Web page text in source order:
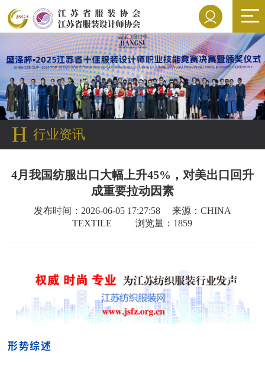
H 行业资讯
4月我国纺服出口大幅上升45%，对美出口回升
成重要拉动因素
发布时间：2026-06-05 17:27:58 来源：CHINA
TEXTILE 浏览量：1859
形势综述